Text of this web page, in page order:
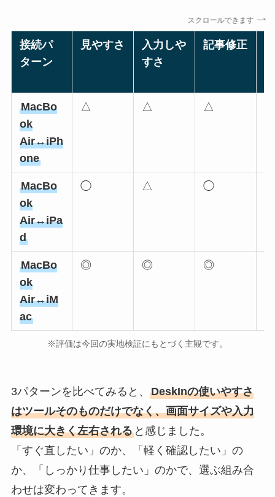
スクロールできます
接続パ
ターン
見やすさ
入力しや
すさ
記事修正
MacBo
ok
Air↔iPh
one
△ △ △
MacBo
ok
Air↔iPa
d
◯ △ ◯
MacBo
ok
Air↔iM
ac
◎ ◎ ◎
※評価は今回の実地検証にもとづく主観です。
3パターンを比べてみると、 DeskInの使いやすさ
はツールそのものだけでなく、画面サイズや入力
環境に大きく左右されると感じました。
「すぐ直したい」のか、「軽く確認したい」の
か、「しっかり仕事したい」のかで、選ぶ組み合
わせは変わってきます。